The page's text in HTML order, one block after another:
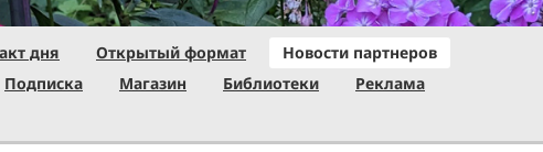
дня Открытый формат
Новости партнеров
Подписка Магазин Библиотеки
Реклама